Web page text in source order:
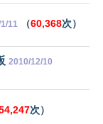
11 （60,368次）
2010/12/10
次）